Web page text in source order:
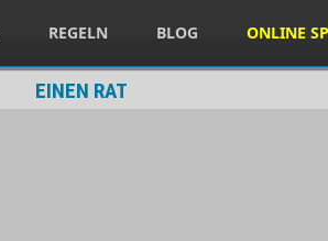
REGELN BLOG ONLINE
EINEN RAT